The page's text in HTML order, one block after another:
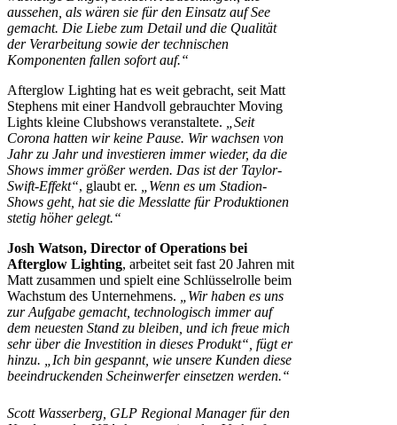
aussehen, als wären sie für den Einsatz auf See
gemacht. Die Liebe zum Detail und die Qualität
der Verarbeitung sowie der technischen
Komponenten fallen sofort auf.“
Afterglow Lighting hat es weit gebracht, seit Matt
Stephens mit einer Handvoll gebrauchter Moving
Lights kleine Clubshows veranstaltete.
„Seit
Corona hatten wir keine Pause. Wir wachsen von
Jahr zu Jahr und investieren immer wieder, da die
Shows immer größer werden. Das ist der Taylor-
Swift-Effekt“, glaubt er.
„Wenn es um Stadion-
Shows geht, hat sie die Messlatte für Produktionen
stetig höher gelegt.“
Josh Watson, Director of Operations bei
Afterglow Lighting, arbeitet seit fast 20 Jahren mit
Matt zusammen und spielt eine Schlüsselrolle beim
Wachstum des Unternehmens.
„Wir haben es uns
zur Aufgabe gemacht, technologisch immer auf
dem neuesten Stand zu bleiben, und ich freue mich
sehr über die Investition in dieses Produkt“, fügt er
hinzu. „Ich bin gespannt, wie unsere Kunden diese
beeindruckenden Scheinwerfer einsetzen werden.“
Scott Wasserberg, GLP Regional Manager für den